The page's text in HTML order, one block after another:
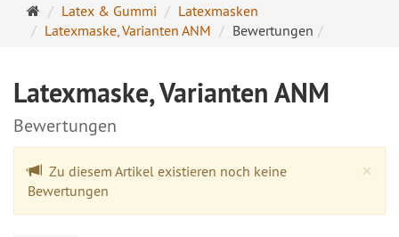
Startseite
Latex & Gummi
Latexmasken
Latexmaske, Varianten ANM
Bewertungen
Latexmaske, Varianten ANM
Bewertungen
×
Zu diesem Artikel existieren noch keine
Bewertungen